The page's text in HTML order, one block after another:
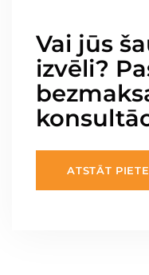
Vai jūs
izvēli?
ATSTĀT